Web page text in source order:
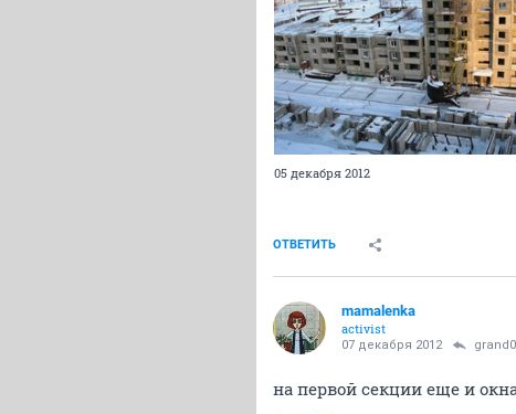
05 декабря 2012
ОТВЕТИТЬ
mamalenka
activist
07 декабря 2012
на первой секции еще и